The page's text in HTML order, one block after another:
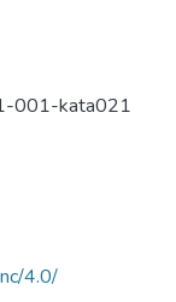
001-kata021
4.0/